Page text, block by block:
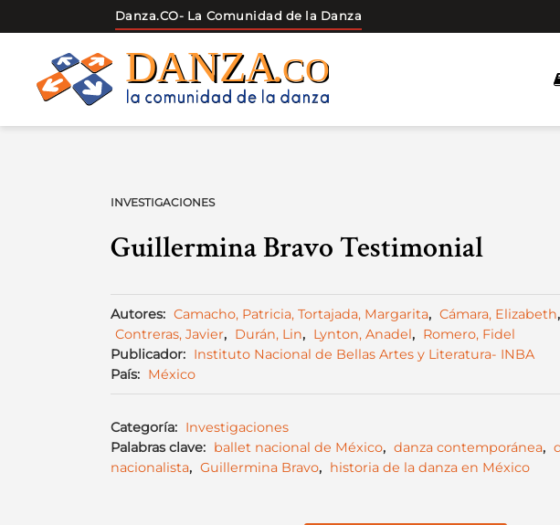
Danza.CO- La Comunidad de la Danza
content
INVESTIGACIONES
Guillermina Bravo Testimonial
Autores: Camacho, Patricia, Tortajada, Margarita, Cámara, Elizabeth,
Contreras, Javier, Durán, Lin, Lynton, Anadel, Romero, Fidel
Publicador: Instituto Nacional de Bellas Artes y Literatura- INBA
País: México
Categoría: Investigaciones
Palabras clave: ballet nacional de México, danza contemporánea,
nacionalista, Guillermina Bravo, historia de la danza en México